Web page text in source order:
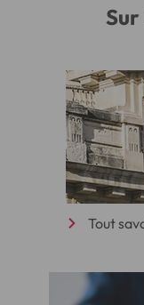
Tout